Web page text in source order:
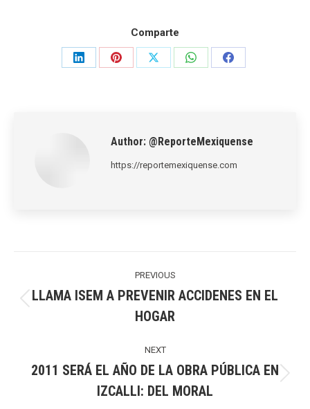
Comparte
Share
Share
Share
Share
Share
Author: @ReporteMexiquense
https://reportemexiquense.com
PREVIOUS
post:
LLAMA ISEM A PREVENIR ACCIDENES EN EL
HOGAR
NEXT
post:
2011 SERÁ EL AÑO DE LA OBRA PÚBLICA EN
IZCALLI: DEL MORAL